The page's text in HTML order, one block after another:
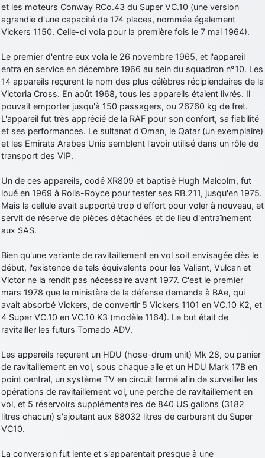
et les moteurs Conway RCo.43 du Super VC.10 (une version
agrandie d'une capacité de 174 places, nommée également
Vickers 1150. Celle-ci vola pour la première fois le 7 mai 1964).
Le premier d'entre eux vola le 26 novembre 1965, et l'appareil
entra en service en décembre 1966 au sein du squadron n°10. Les
14 appareils reçurent le nom des plus célèbres récipiendaires de la
Victoria Cross. En août 1968, tous les appareils étaient livrés. Il
pouvait emporter jusqu'à 150 passagers, ou 26760 kg de fret.
L'appareil fut très apprécié de la RAF pour son confort, sa fiabilité
et ses performances. Le sultanat d'Oman, le Qatar (un exemplaire)
et les Emirats Arabes Unis semblent l'avoir utilisé dans un rôle de
transport des VIP.
Un de ces appareils, codé XR809 et baptisé Hugh Malcolm, fut
loué en 1969 à Rolls-Royce pour tester ses RB.211, jusqu'en 1975.
Mais la cellule avait supporté trop d'effort pour voler à nouveau, et
servit de réserve de pièces détachées et de lieu d'entraînement
aux SAS.
Bien qu'une variante de ravitaillement en vol soit envisagée dès le
début, l'existence de tels équivalents pour les Valiant, Vulcan et
Victor ne la rendit pas nécessaire avant 1977. C'est le premier
mars 1978 que le ministère de la défense demanda à BAe, qui
avait absorbé Vickers, de convertir 5 Vickers 1101 en VC.10 K2, et
4 Super VC.10 en VC.10 K3 (modèle 1164). Le but était de
ravitailler les futurs Tornado ADV.
Les appareils reçurent un HDU (hose-drum unit) Mk 28, ou panier
de ravitaillement en vol, sous chaque aile et un HDU Mark 17B en
point central, un système TV en circuit fermé afin de surveiller les
opérations de ravitaillement vol, une perche de ravitaillement en
vol, et 5 réservoirs supplémentaires de 840 US gallons (3182
litres chacun) s'ajoutant aux 88032 litres de carburant du Super
VC10.
La conversion fut lente et s'apparentait presque à une